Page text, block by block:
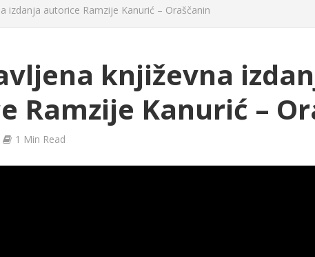
izdanja autorice Ramzije Kanurić – Oraščanin
književna
Ramzije Kanurić –
1 Min Read